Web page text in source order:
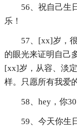
56、祝自己生
乐！
57、[xx]岁，
的眼光来证明自己
[xx]岁，从容、淡
样。只愿所有我爱
58、hey，你
59、今天你生